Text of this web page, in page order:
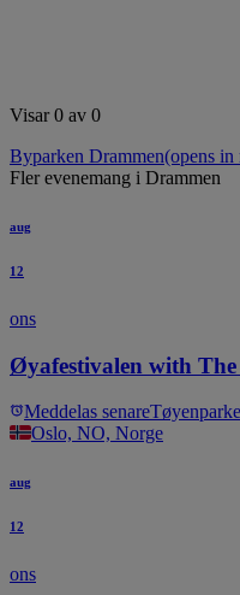
Visar 0 av 0
Byparken Drammen(opens in
Fler evenemang i Drammen
aug
12
ons
Øyafestivalen with The
Meddelas senare
Oslo, NO, Norge
aug
12
ons